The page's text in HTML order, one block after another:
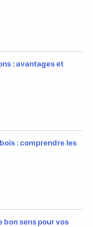
: avantages et
: comprendre les
bon sens pour vos